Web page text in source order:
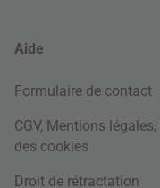
Aide
Formulaire de contact
CGV, Mentions légales,
des cookies
Droit de rétractation